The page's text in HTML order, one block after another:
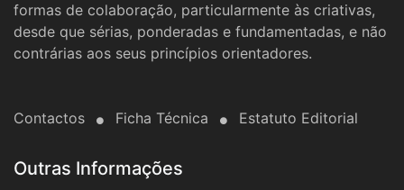
formas de colaboração, particularmente às criativas,
desde que sérias, ponderadas e fundamentadas, e não
contrárias aos seus princípios orientadores.
Contactos Ficha Técnica Estatuto Editorial
Outras Informações